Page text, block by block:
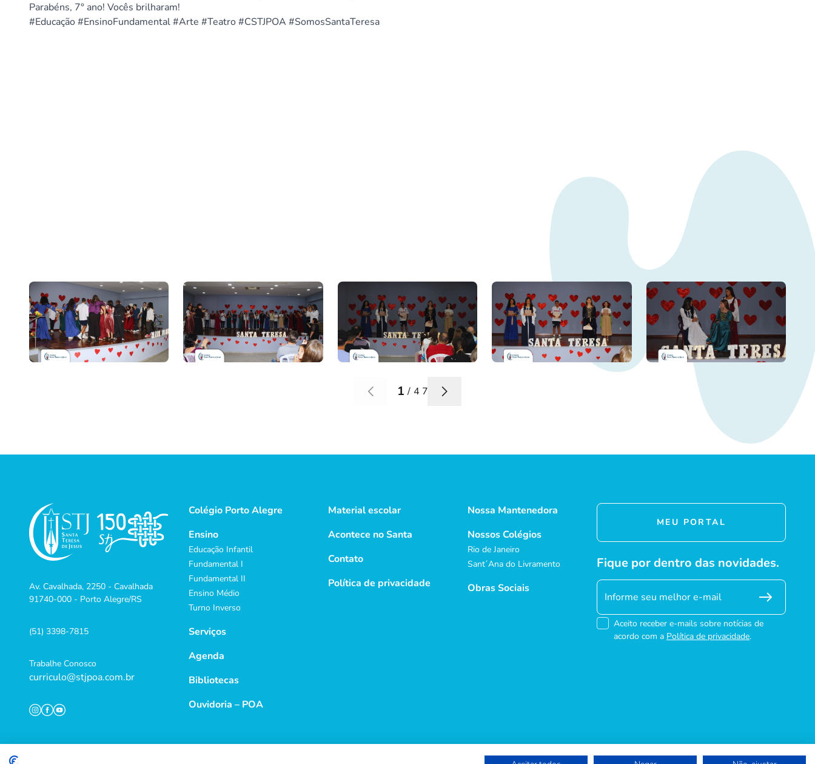
Parabéns, 7° ano! Vocês brilharam!
#Educação #EnsinoFundamental #Arte #Teatro #CSTJPOA #SomosSantaTeresa
1/ 47
Av. Cavalhada, 2250 - Cavalhada
91740-000 - Porto Alegre/RS
(51) 3398-7815
Trabalhe Conosco
curriculo@stjpoa.com.br
Colégio Porto Alegre
Ensino
Educação Infantil
Fundamental I
Fundamental II
Ensino Médio
Turno Inverso
Serviços
Agenda
Bibliotecas
Ouvidoria – POA
Material escolar
Acontece no Santa
Contato
Política de privacidade
Nossa Mantenedora
Nossos Colégios
Rio de Janeiro
Sant´Ana do Livramento
Obras Sociais
MEU PORTAL
Fique por dentro das novidades.
Aceito receber e-mails sobre notícias de
acordo com a Política de privacidade.